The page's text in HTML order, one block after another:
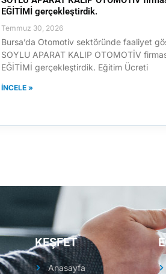
EĞİTİMİ gerçekleştirdik.
Temmuz 30, 2026
Bursa’da Otomotiv sektöründe faaliyet
SOYLU APARAT KALIP OTOMOTİV
EĞİTİMİ gerçekleştirdik. Eğitim Ücreti
İNCELE »
KEŞFET
Anasayfa